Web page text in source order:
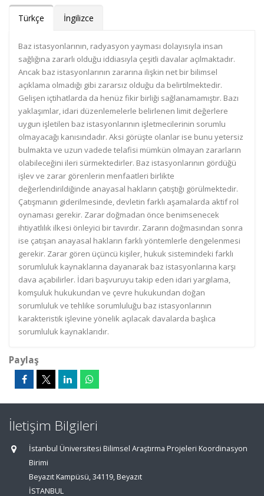
Türkçe İngilizce
Baz istasyonlarının, radyasyon yayması dolayısıyla insan
sağlığına zararlı olduğu iddiasıyla çeşitli davalar açılmaktadır.
Ancak baz istasyonlarının zararına ilişkin net bir bilimsel
açıklama olmadığı gibi zararsız olduğu da belirtilmektedir.
Gelişen içtihatlarda da henüz fikir birliği sağlanamamıştır. Bazı
yaklaşımlar, idari düzenlemelerle belirlenen limit değerlere
uygun işletilen baz istasyonlarının işletmecilerinin sorumlu
olmayacağı kanısındadır. Aksi görüşte olanlar ise bunu yetersiz
bulmakta ve uzun vadede telafisi mümkün olmayan zararların
olabileceğini ileri sürmektedirler. Baz istasyonlarının gördüğü
işlev ve zarar görenlerin menfaatleri birlikte
değerlendirildiğinde anayasal hakların çatıştığı görülmektedir.
Çatışmanın giderilmesinde, devletin farklı aşamalarda aktif rol
oynaması gerekir. Zarar doğmadan önce benimsenecek
ihtiyatlılık ilkesi önleyici bir tavırdır. Zararın doğmasından sonra
ise çatışan anayasal hakların farklı yöntemlerle dengelenmesi
gerekir. Zarar gören üçüncü kişiler, hukuk sistemindeki farklı
sorumluluk kaynaklarına dayanarak baz istasyonlarına karşı
dava açabilirler. İdari başvuruyu takip eden idari yargılama,
komşuluk hukukundan ve çevre hukukundan doğan
sorumluluk ve tehlike sorumluluğu baz istasyonlarının
karakteristik işlevine yönelik açılacak davalarda başlıca
sorumluluk kaynaklarıdır.
Paylaş
İletişim Bilgileri
İstanbul Üniversitesi Bilimsel Araştırma Projeleri Koordinasyon
Birimi
Beyazıt Kampüsü, 34119, Beyazıt
İSTANBUL